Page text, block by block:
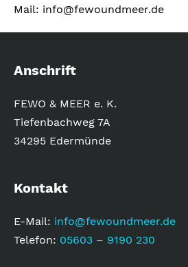
a
v
:
Mail: info@fewoundmeer.de
Anschrift
FEWO & MEER e. K.
Tiefenbachweg 7A
34295 Edermünde
Kontakt
E-Mail: info@fewoundmeer.de
Telefon: 05603 – 9190 230